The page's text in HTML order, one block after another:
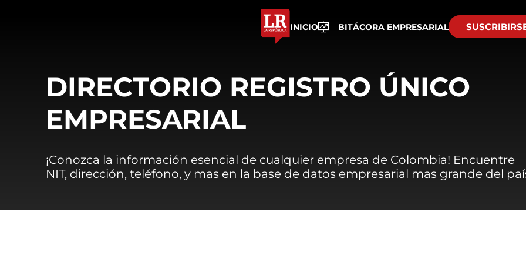
INICIO BITÁCORA EMPRESARIAL
DIRECTORIO REGISTRO ÚNICO
EMPRESARIAL
¡Conozca la información esencial de cualquier empresa de Colombia! Encuentre
NIT, dirección, teléfono, y mas en la base de datos empresarial mas grande del